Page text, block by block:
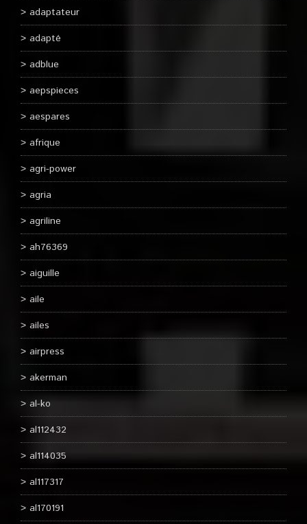
adaptateur
adapté
adblue
aepspieces
aespares
afrique
agri-power
agria
agriline
ah76369
aiguille
aile
ailes
airpress
akerman
al-ko
al112432
al114035
al117317
al170191